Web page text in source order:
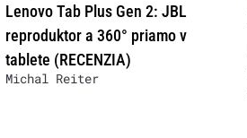
Lenovo Tab Plus Gen 2: JBL
reproduktor a 360° priamo v
tablete (RECENZIA)
Michal Reiter